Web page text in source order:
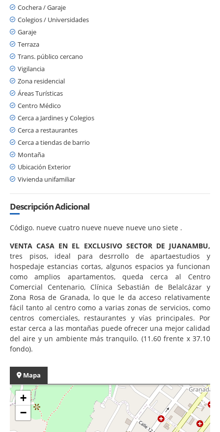
Cochera / Garaje
Colegios / Universidades
Garaje
Terraza
Trans. público cercano
Vigilancia
Zona residencial
Áreas Turísticas
Centro Médico
Cerca a Jardines y Colegios
Cerca a restaurantes
Cerca a tiendas de barrio
Montaña
Ubicación Exterior
Vivienda unifamiliar
Descripción Adicional
Código. nueve cuatro nueve nueve nueve uno siete .
VENTA CASA EN EL EXCLUSIVO SECTOR DE JUANAMBU,
tres pisos, ideal para desrrollo de apartaestudios y
hospedaje estancias cortas, algunos espacios ya funcionan
como amplios apartamentos, queda cerca al Centro
Comercial Centenario, Clínica Sebastián de Belalcázar y
Zona Rosa de Granada, lo que le da acceso relativamente
fácil tanto al centro como a varias zonas de servicios, como
centros comerciales, restaurantes y vías principales. Por
estar cerca a las montañas puede ofrecer una mejor calidad
del aire y un ambiente más tranquilo. (11.60 frente x 37.10
fondo).
Mapa
+
−